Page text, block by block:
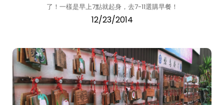
了！一樣是早上7點就起身，去7-11選購早餐！
12/23/2014